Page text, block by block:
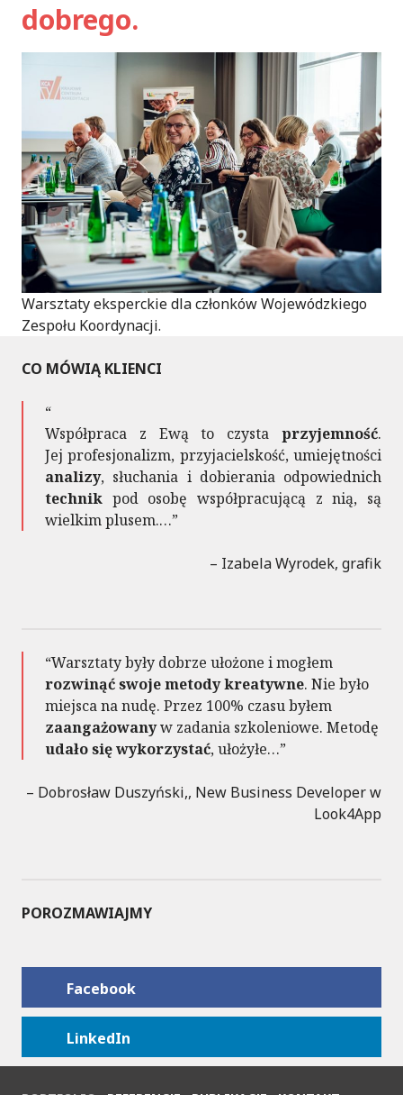
dobrego.
Warsztaty eksperckie dla członków Wojewódzkiego
Zespołu Koordynacji.
CO MÓWIĄ KLIENCI
Współpraca z Ewą to czysta przyjemność.
Jej profesjonalizm, przyjacielskość, umiejętności
analizy, słuchania i dobierania odpowiednich
technik pod osobę współpracującą z nią, są
wielkim plusem.…
Izabela Wyrodek, grafik
Warsztaty były dobrze ułożone i mogłem
rozwinąćswoje metody kreatywne. Nie było
miejsca na nudę. Przez 100% czasu byłem
zaangażowanyw zadania szkoleniowe. Metodę
udało się wykorzystać, ułożyłe…
Dobrosław Duszyński, New Business Developer w
Look4App
POROZMAWIAJMY
Facebook
LinkedIn